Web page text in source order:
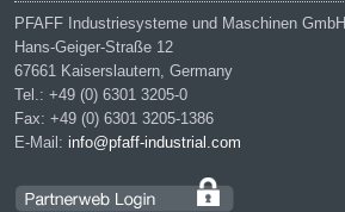
PFAFF Industriesysteme und Maschinen GmbH
Hans-Geiger-Straße 12
67661 Kaiserslautern, Germany
Tel.: +49 (0) 6301 3205-0
Fax: +49 (0) 6301 3205-1386
E-Mail: info@pfaff-industrial.com